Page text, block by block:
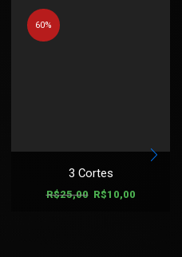
60%
3 Cortes
R$25,00 R$10,00